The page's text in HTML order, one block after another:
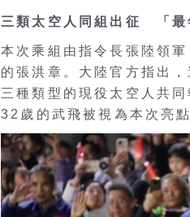
三類太空人同組出征 「最
本次乘組由指令長張陸領
的張洪章。大陸官方指出
三種類型的現役太空人共
32歲的武飛被視為本次亮